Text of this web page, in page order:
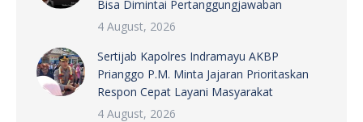
Bisa Dimintai Pertanggungjawaban
4 August, 2026
Sertijab Kapolres Indramayu AKBP
Prianggo P.M. Minta Jajaran Prioritaskan
Respon Cepat Layani Masyarakat
4 August, 2026